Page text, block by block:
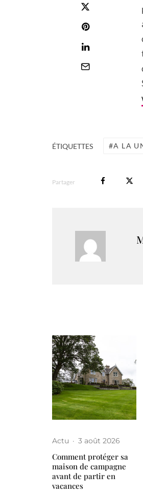
ÉTIQUETTES A LA
Partager
Actu · 3 août 2026
Comment protéger sa
maison de campagne
avant de partir en
vacances